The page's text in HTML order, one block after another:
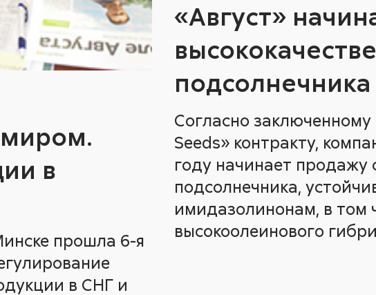
миром.
в
прошла 6-я
в СНГ и
«Август»
подсолнечника
Согласно
Seeds» контракту,
году начинает продажу
подсолнечника,
имидазолинонам, в том
высокоолеинового